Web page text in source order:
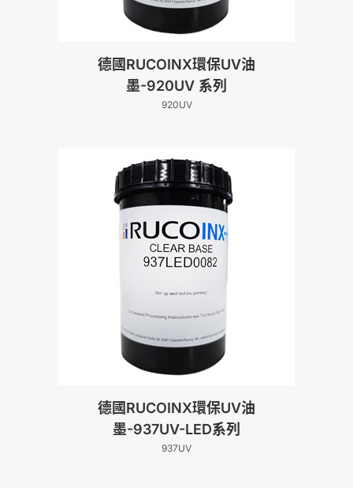
德國RUCOINX環保UV油
墨-920UV 系列
920UV
德國RUCOINX環保UV油
墨-937UV-LED系列
937UV